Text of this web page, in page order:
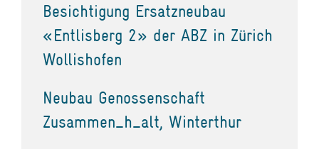
Besichtigung Ersatzneubau
«Entlisberg 2» der ABZ in Zürich
Wollishofen
Neubau Genossenschaft
Zusammen_h_alt, Winterthur